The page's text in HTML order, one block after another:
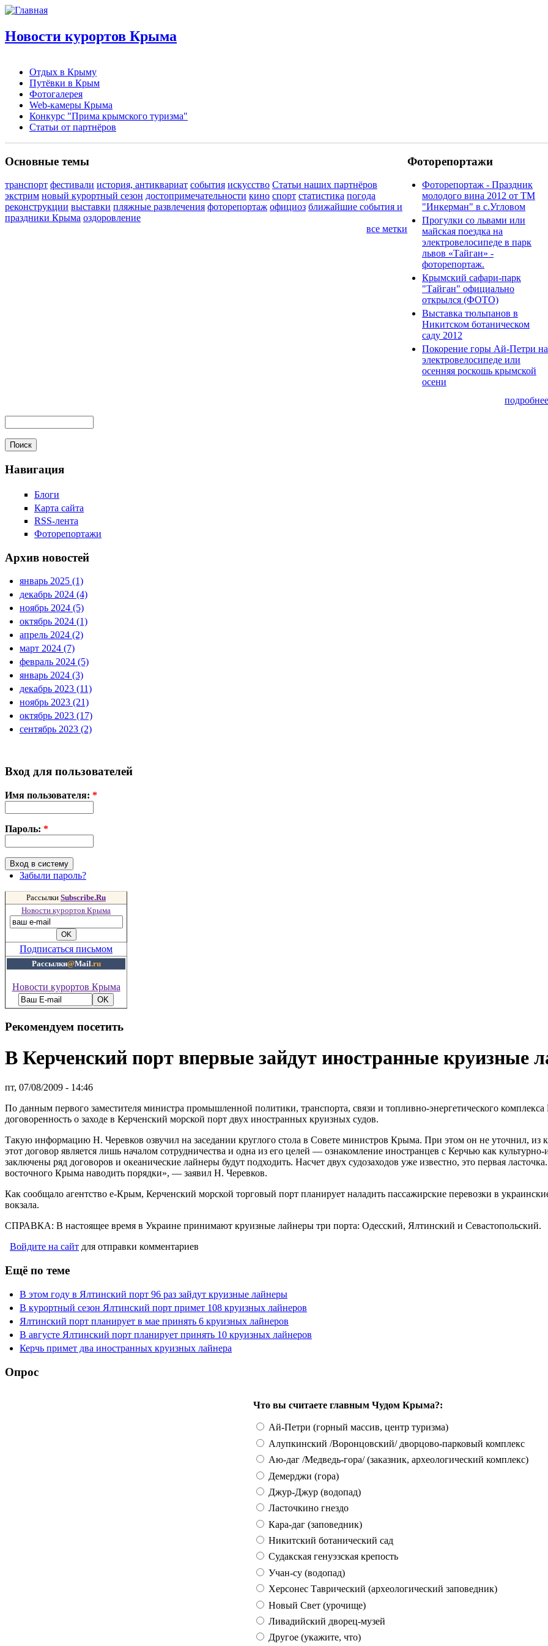
Новости курортов Крыма
Отдых в Крыму
Путёвки в Крым
Фотогалерея
Web-камеры Крыма
Конкурс "Прима крымского туризма"
Статьи от партнёров
Основные темы
транспорт фестивали история, антиквариат события искусство Статьи наших партнёров
экстрим новый курортный сезон достопримечательности кино спорт статистика погода
реконструкции выставки пляжные развлечения фоторепортаж официоз ближайшие события и
праздники Крыма оздоровление
все метки
Фоторепортажи
Фоторепортаж - Праздник
молодого вина 2012 от ТМ
"Инкерман" в с.Угловом
Прогулки cо львами или
майская поездка на
электровелосипеде в парк
львов «Тайган» -
фоторепортаж.
Крымский сафари-парк
"Тайган" официально
открылся (ФОТО)
Выставка тюльпанов в
Никитском ботаническом
саду 2012
Покорение горы Ай-Петри на
электровелосипеде или
осенняя роскошь крымской
осени
подробнее
Навигация
Блоги
Карта сайта
RSS-лента
Фоторепортажи
Архив новостей
январь 2025 (1)
декабрь 2024 (4)
ноябрь 2024 (5)
октябрь 2024 (1)
апрель 2024 (2)
март 2024 (7)
февраль 2024 (5)
январь 2024 (3)
декабрь 2023 (11)
ноябрь 2023 (21)
октябрь 2023 (17)
сентябрь 2023 (2)
Вход для пользователей
Имя пользователя: *
Пароль: *
Забыли пароль?
Рассылки Subscribe.Ru
Новости курортов Крыма
Подписаться письмом
Рассылки@Mail.ru
Новости курортов Крыма
Рекомендуем посетить
В Керченский порт впервые зайдут иностранные круизные
пт, 07/08/2009 - 14:46
По данным первого заместителя министра промышленной политики, транспорта, связи и топливно-энергетического
договоренность о заходе в Керченский морской порт двух иностранных круизных судов.
Такую информацию Н. Черевков озвучил на заседании круглого стола в Совете министров Крыма. При этом он не уточнил, из
этот договор является лишь началом сотрудничества и одна из его целей — ознакомление иностранцев с Керчью как
заключены ряд договоров и океанические лайнеры будут подходить. Насчет двух судозаходов уже известно, это первая
восточного Крыма наводить порядки», — заявил Н. Черевков.
Как сообщало агентство е-Крым, Керченский морской торговый порт планирует наладить пассажирские перевозки в
вокзала.
СПРАВКА: В настоящее время в Украине принимают круизные лайнеры три порта: Одесский, Ялтинский и Севастопольский.
Войдите на сайт для отправки комментариев
Ещё по теме
В этом году в Ялтинский порт 96 раз зайдут круизные лайнеры
В курортный сезон Ялтинский порт примет 108 круизных лайнеров
Ялтинский порт планирует в мае принять 6 круизных лайнеров
В августе Ялтинский порт планирует принять 10 круизных лайнеров
Керчь примет два иностранных круизных лайнера
Опрос
Что вы считаете главным Чудом Крыма?:
Ай-Петри (горный массив, центр туризма)
Алупкинский /Воронцовский/ дворцово-парковый комплекс
Аю-даг /Медведь-гора/ (заказник, археологический комплекс)
Демерджи (гора)
Джур-Джур (водопад)
Ласточкино гнездо
Кара-даг (заповедник)
Никитский ботанический сад
Судакская генуэзская крепость
Учан-су (водопад)
Херсонес Таврический (археологический заповедник)
Новый Свет (урочище)
Ливадийский дворец-музей
Другое (укажите, что)